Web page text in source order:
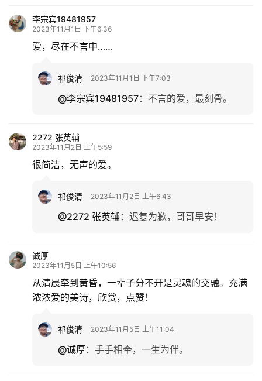
李宗宾19481957
2023年11月1日 下午6:36
爱，尽在不言中……
祁俊清 2023年11月1日 下午7:03
@李宗宾19481957： 不言的爱，最刻骨。
2272 张英辅
2023年11月2日 上午5:59
很简洁，无声的爱。
祁俊清 2023年11月2日 上午6:43
@2272 张英辅： 迟复为歉，哥哥早安！
诚厚
2023年11月5日 上午10:56
从清晨牵到黄昏，一辈子分不开是灵魂的交融。充满
浓浓爱的美诗，欣赏，点赞！
祁俊清 2023年11月5日 上午11:04
@诚厚： 手手相牵，一生为伴。